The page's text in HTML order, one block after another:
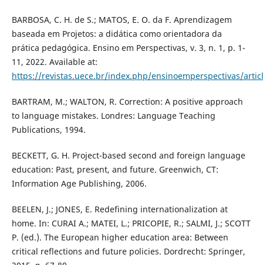
BARBOSA, C. H. de S.; MATOS, E. O. da F. Aprendizagem
baseada em Projetos: a didática como orientadora da
prática pedagógica. Ensino em Perspectivas, v. 3, n. 1, p. 1-
11, 2022. Available at:
https://revistas.uece.br/index.php/ensinoemperspectivas/
BARTRAM, M.; WALTON, R. Correction: A positive approach
to language mistakes. Londres: Language Teaching
Publications, 1994.
BECKETT, G. H. Project-based second and foreign language
education: Past, present, and future. Greenwich, CT:
Information Age Publishing, 2006.
BEELEN, J.; JONES, E. Redefining internationalization at
home. In: CURAI A.; MATEI, L.; PRICOPIE, R.; SALMI, J.; SCOTT
P. (ed.). The European higher education area: Between
critical reflections and future policies. Dordrecht: Springer,